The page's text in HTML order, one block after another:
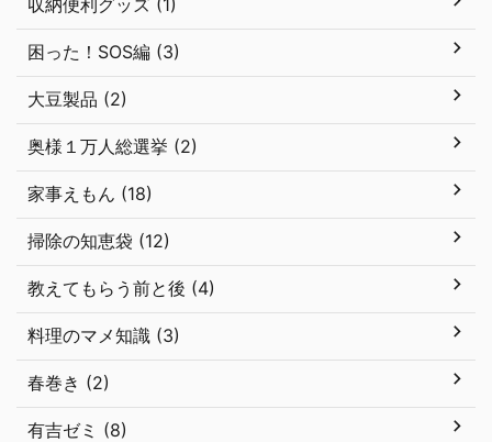
収納便利グッズ (1)
困った！SOS編 (3)
大豆製品 (2)
奥様１万人総選挙 (2)
家事えもん (18)
掃除の知恵袋 (12)
教えてもらう前と後 (4)
料理のマメ知識 (3)
春巻き (2)
有吉ゼミ (8)